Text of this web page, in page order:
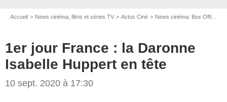
Accueil News cinéma, films et séries TV Actus Ciné News cinéma: Box Office
1er jour France : la Daronne
Isabelle Huppert en tête
10 sept. 2020 à 17:30